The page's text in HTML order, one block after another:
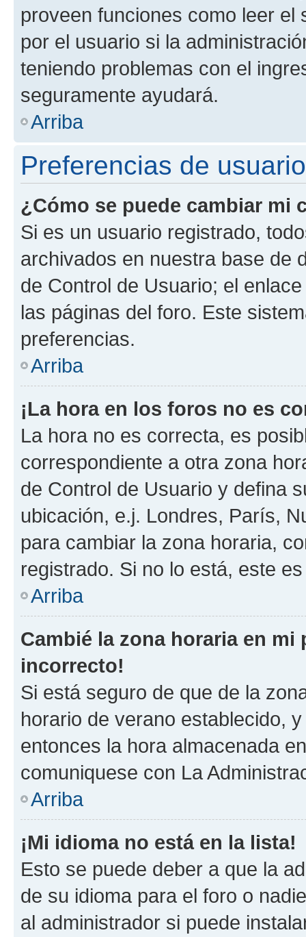
proveen funciones como leer el
por el usuario si la
teniendo problemas con el
seguramente ayudará.
Arriba
Preferencias de
¿Cómo se puede cambiar mi
Si es un usuario registrado,
archivados en nuestra base de
de Control de Usuario; el
las páginas del foro. Este
preferencias.
Arriba
¡La hora en los foros no es
La hora no es correcta, es
correspondiente a otra zona
de Control de Usuario y defina
ubicación, e.j. Londres, París,
para cambiar la zona horaria,
registrado. Si no lo está, este
Arriba
Cambié la zona horaria en
incorrecto!
Si está seguro de que de la
horario de verano establecido,
entonces la hora almacenada
comuniquese con La
Arriba
¡Mi idioma no está en la lista!
Esto se puede deber a que la
de su idioma para el foro o
al administrador si puede